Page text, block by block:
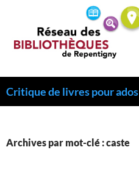
Critique de livres pour ados
Archives par mot-clé : caste